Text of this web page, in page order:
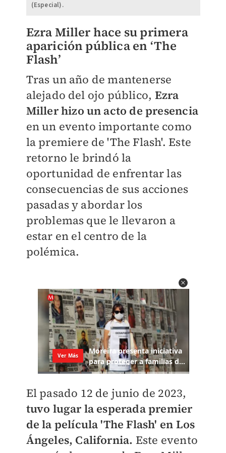
(Especial).
Ezra Miller hace su primera
aparición pública en ‘The
Flash’
Tras un año de mantenerse
alejado del ojo público, Ezra
Miller hizo un acto de presencia
en un evento importante como
la premiere de 'The Flash'. Este
retorno le brindó la
oportunidad de enfrentar las
consecuencias de sus acciones
pasadas y abordar los
problemas que le llevaron a
estar en el centro de la
polémica.
El pasado 12 de junio de 2023,
tuvo lugar la esperada premier
de la película 'The Flash' en Los
Ángeles, California. Este evento